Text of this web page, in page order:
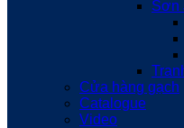
Sơn
Cửa hàng gạch
Catalogue
Video